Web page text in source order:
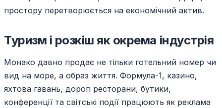
простору перетворюється на економічний актив.
Туризм і розкіш як окрема індустрія
Монако давно продає не тільки готельний номер чи
вид на море, а образ життя. Формула-1, казино,
яхтова гавань, дорогі ресторани, бутики,
конференції та світські події працюють як реклама